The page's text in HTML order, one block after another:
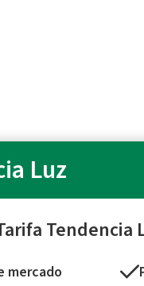
Luz
Tendencia
mercado